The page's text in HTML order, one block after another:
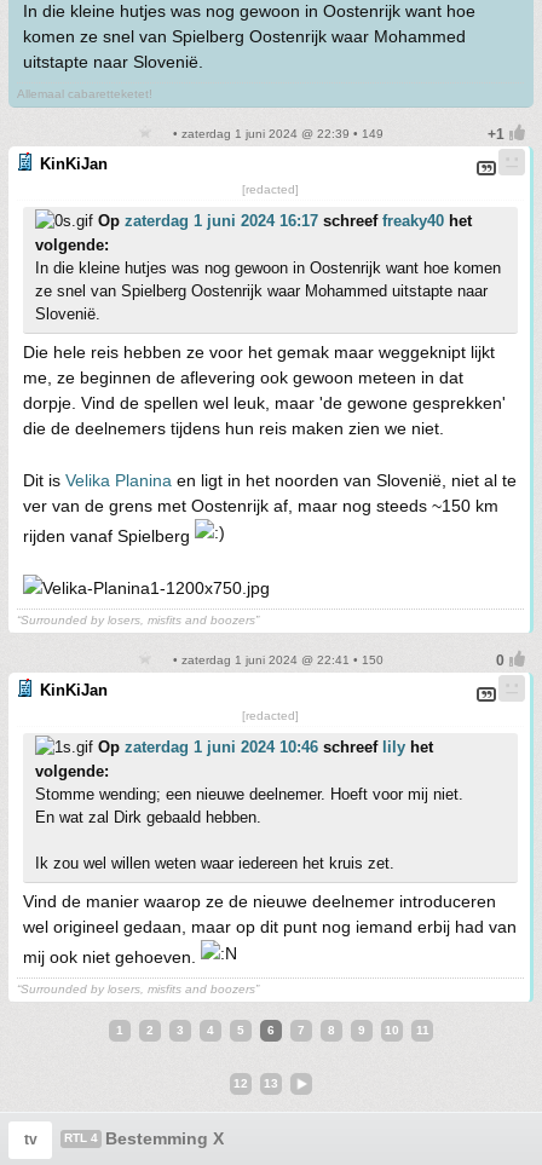
In die kleine hutjes was nog gewoon in Oostenrijk want hoe
komen ze snel van Spielberg Oostenrijk waar Mohammed
uitstapte naar Slovenië.
Allemaal cabaretteketet!
• zaterdag 1 juni 2024 @ 22:39 • 149
KinKiJan
[redacted]
Op zaterdag 1 juni 2024 16:17 schreef freaky40 het
volgende:
In die kleine hutjes was nog gewoon in Oostenrijk want hoe komen
ze snel van Spielberg Oostenrijk waar Mohammed uitstapte naar
Slovenië.
Die hele reis hebben ze voor het gemak maar weggeknipt lijkt
me, ze beginnen de aflevering ook gewoon meteen in dat
dorpje. Vind de spellen wel leuk, maar 'de gewone gesprekken'
die de deelnemers tijdens hun reis maken zien we niet.
Dit is Velika Planina en ligt in het noorden van Slovenië, niet al te
ver van de grens met Oostenrijk af, maar nog steeds ~150 km
rijden vanaf Spielberg
“Surrounded by losers, misfits and boozers”
• zaterdag 1 juni 2024 @ 22:41 • 150
KinKiJan
[redacted]
Op zaterdag 1 juni 2024 10:46 schreef lily het
volgende:
Stomme wending; een nieuwe deelnemer. Hoeft voor mij niet.
En wat zal Dirk gebaald hebben.
Ik zou wel willen weten waar iedereen het kruis zet.
Vind de manier waarop ze de nieuwe deelnemer introduceren
wel origineel gedaan, maar op dit punt nog iemand erbij had van
mij ook niet gehoeven.
“Surrounded by losers, misfits and boozers”
1 2 3 4 5 6 7 8 9 10 11
12 13
tv RTL 4 Bestemming X